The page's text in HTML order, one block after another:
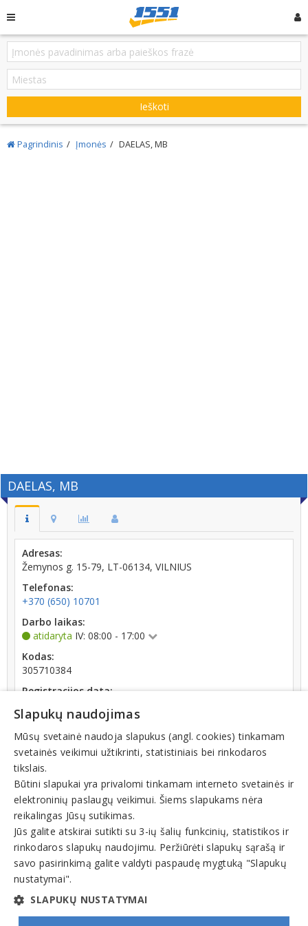
Ieškoti
Pagrindinis Įmonės DAELAS, MB
DAELAS, MB
Adresas:
Žemynos g. 15-79, LT-06134, VILNIUS
Telefonas:
+370 (650) 10701
Darbo laikas:
atidaryta IV: 08:00 - 17:00
Kodas:
305710384
Registracijos data:
Registrų centro informacija: įmonė ilgiau nei 12
mėnesių registro tvarkytojui nepateikė metinės
finansinės atskaitomybės dokumentų
Veiklos sritys
Konsultacijų paslaugos
Slapukų naudojimas
Mūsų svetainė naudoja slapukus (angl. cookies) tinkamam
svetainės veikimui užtikrinti, statistiniais bei rinkodaros
tikslais.
Būtini slapukai yra privalomi tinkamam interneto svetainės ir
elektroninių paslaugų veikimui. Šiems slapukams nėra
reikalingas Jūsų sutikimas.
Jūs galite atskirai sutikti su 3-ių šalių funkcinių, statistikos ir
rinkodaros slapukų naudojimu. Peržiūrėti slapukų sąrašą ir
savo pasirinkimą galite valdyti paspaudę mygtuką "Slapukų
nustatymai".
SLAPUKŲ NUSTATYMAI